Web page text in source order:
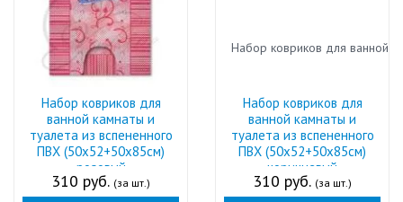
Набор ковриков для
ванной камнаты и
туалета из вспененного
ПВХ (50х52+50х85см)
розовый
310 руб. (за шт.)
Набор ковриков для
ванной камнаты и
туалета из вспененного
ПВХ (50х52+50х85см)
коричневый
310 руб. (за шт.)